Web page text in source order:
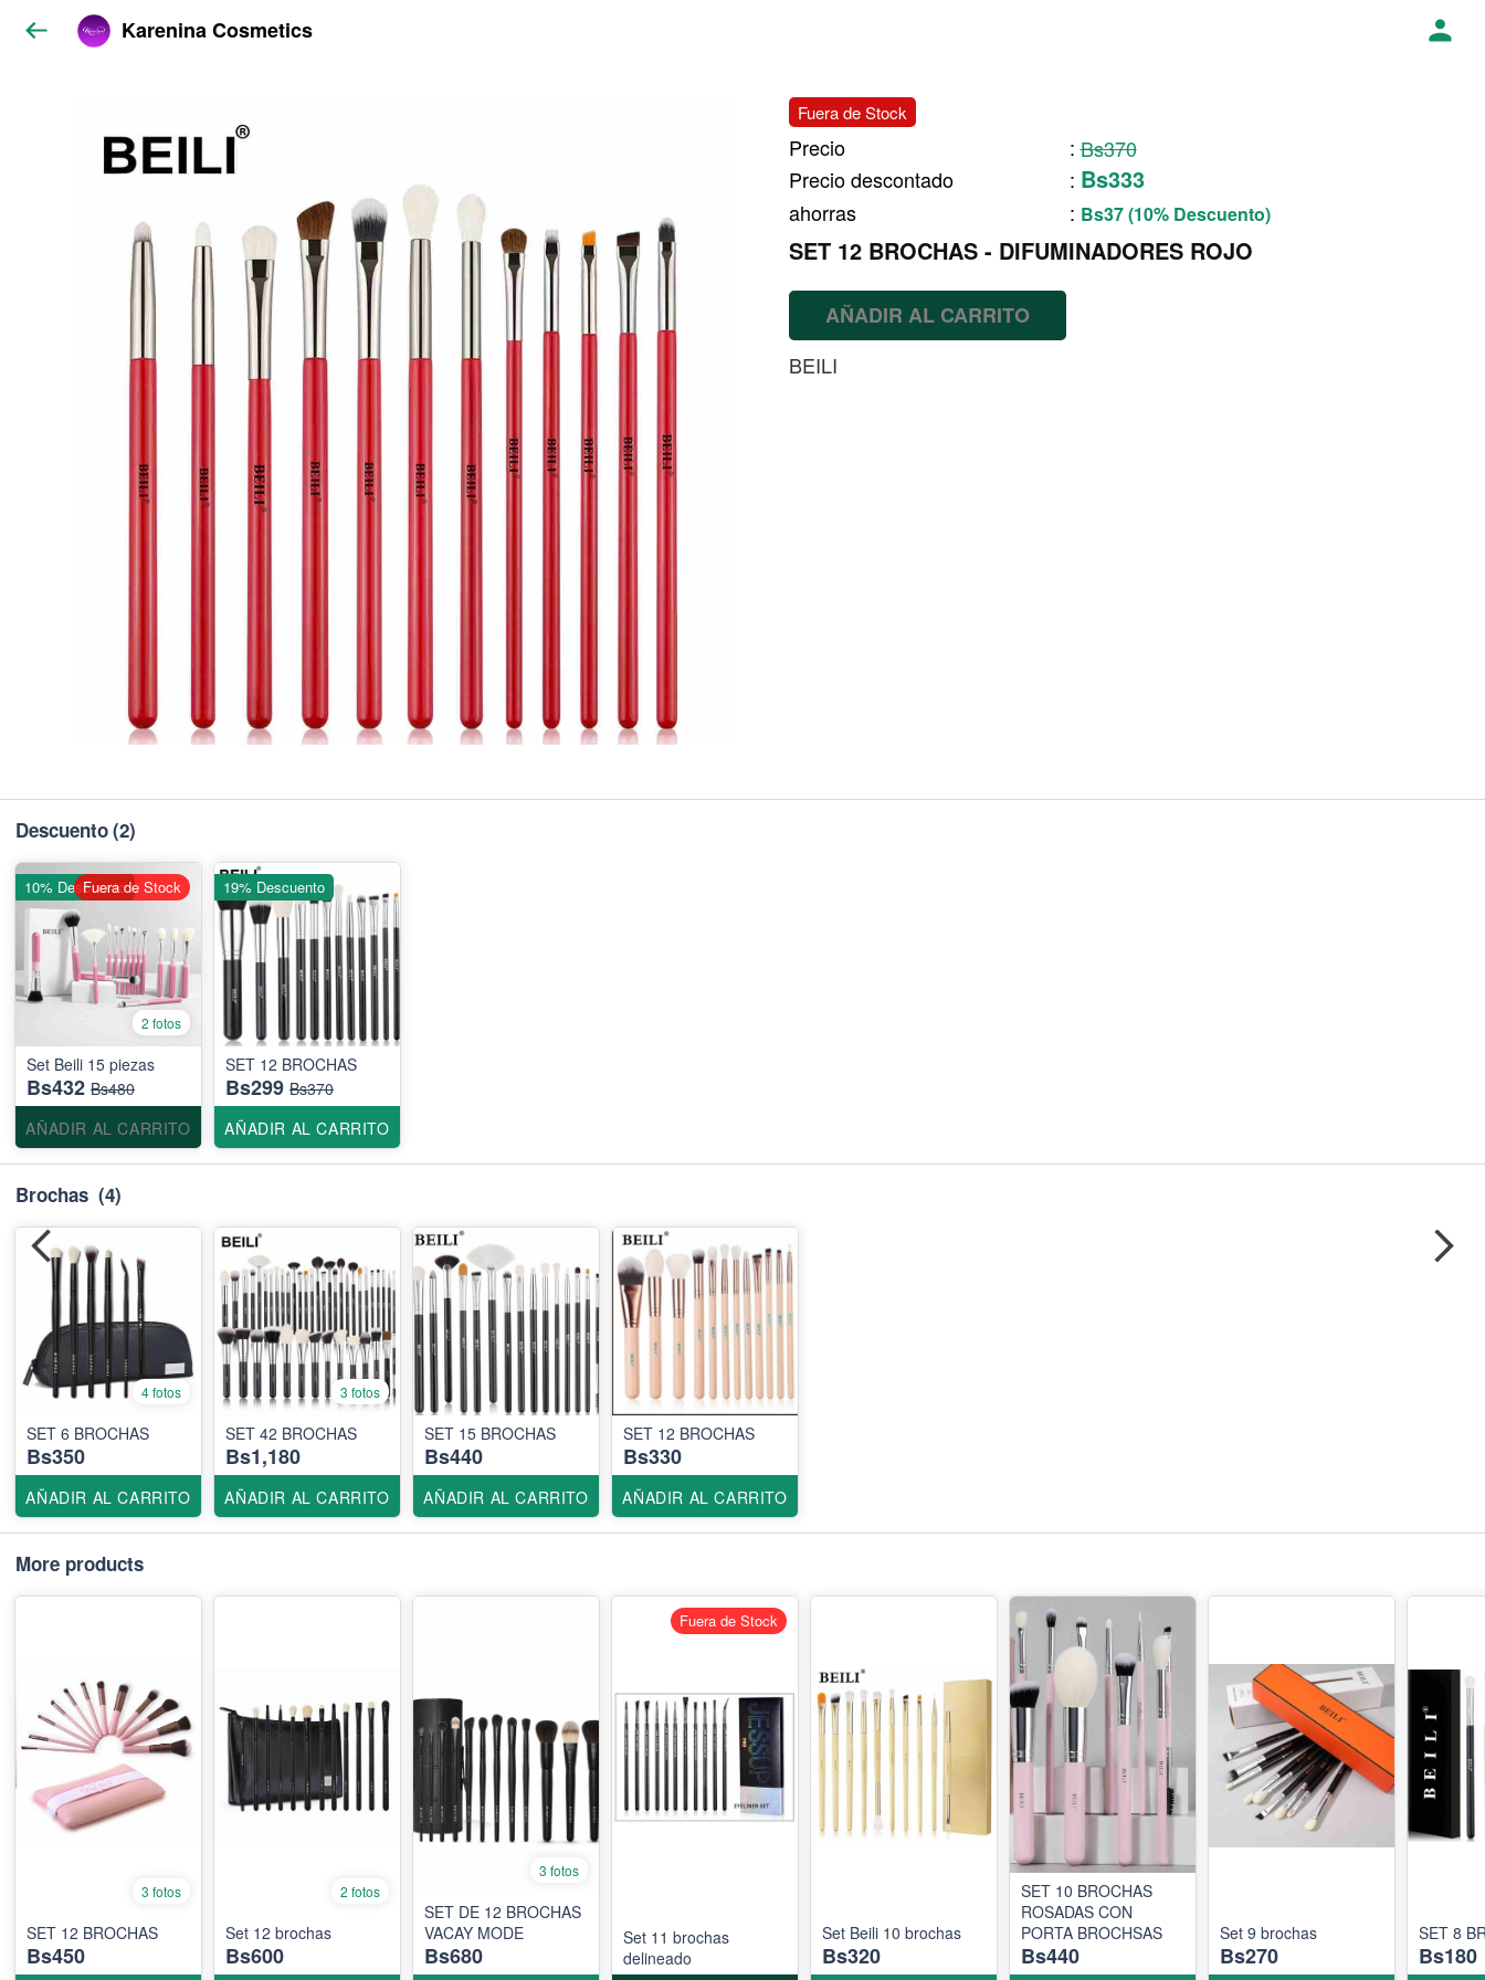
Karenina Cosmetics
Fuera de Stock
Precio : Bs370
Precio descontado
: Bs333
ahorras : Bs37 (10% Descuento)
SET 12 BROCHAS - DIFUMINADORES ROJO
AÑADIR AL CARRITO
BEILI
Descuento(2)
2 fotos
Set Beili 15 piezas
Bs432 Bs480
AÑADIR AL CARRITO
10% DescuentoFuera de Stock
SET 12 BROCHAS
Bs299 Bs370
AÑADIR AL CARRITO
19% Descuento
Brochas (4)
4 fotos
SET 6 BROCHAS
Bs350
AÑADIR AL CARRITO
3 fotos
SET 42 BROCHAS
Bs1,180
AÑADIR AL CARRITO
SET 15 BROCHAS
Bs440
AÑADIR AL CARRITO
SET 12 BROCHAS
Bs330
AÑADIR AL CARRITO
More products
3 fotos
SET 12 BROCHAS
Bs450
2 fotos
Set 12 brochas
Bs600
3 fotos
SET DE 12 BROCHAS
VACAY MODE
Bs680
Set 11 brochas
delineado
Fuera de Stock
Set Beili 10 brochas
Bs320
SET 10 BROCHAS
ROSADAS CON
PORTA BROCHSAS
Bs440
Set 9 brochas
Bs270
SET 8
Bs180